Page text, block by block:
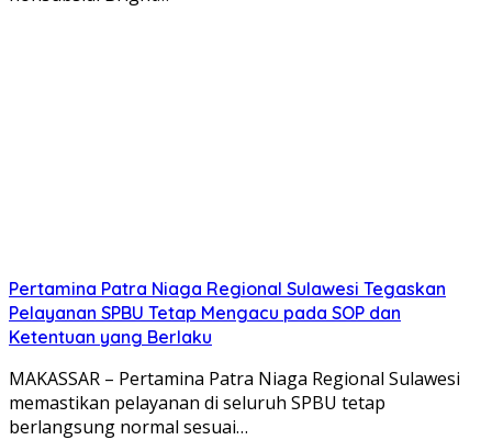
Pertamina Patra Niaga Regional Sulawesi Tegaskan
Pelayanan SPBU Tetap Mengacu pada SOP dan
Ketentuan yang Berlaku
MAKASSAR – Pertamina Patra Niaga Regional Sulawesi
memastikan pelayanan di seluruh SPBU tetap
berlangsung normal sesuai…